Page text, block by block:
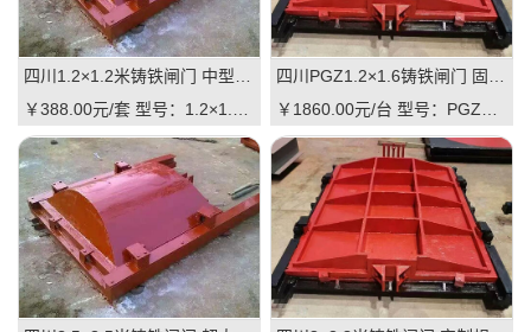
￥388.00元/套 型号：1.2×1.2米
￥1860.00元/台 型号：PGZ1.2×1.6m